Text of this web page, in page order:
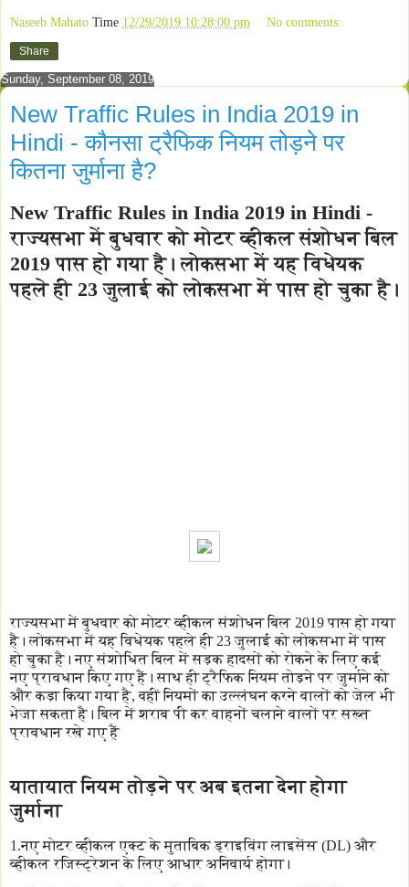
Naseeb Mahato Time 12/29/2019 10:28:00 pm No comments:
Share
Sunday, September 08, 2019
New Traffic Rules in India 2019 in
Hindi - कौनसा ट्रैफिक नियम तोड़ने पर
कितना जुर्माना है?
New Traffic Rules in India 2019 in Hindi -
राज्यसभा में बुधवार को मोटर व्हीकल संशोधन बिल
2019 पास हो गया है। लोकसभा में यह विधेयक
पहले ही 23 जुलाई को लोकसभा में पास हो चुका है।
राज्यसभा में बुधवार को मोटर व्हीकल संशोधन बिल 2019 पास हो गया
है। लोकसभा में यह विधेयक पहले ही 23 जुलाई को लोकसभा में पास
हो चुका है। नए संशोधित बिल में सड़क हादसों को रोकने के लिए कई
नए प्रावधान किए गए हैं। साथ ही ट्रैफिक नियम तोड़ने पर जुर्माने को
और कड़ा किया गया है, वहीं नियमों का उल्लंघन करने वालों को जेल भी
भेजा सकता है। बिल में शराब पी कर वाहनों चलाने वालों पर सख्त
प्रावधान रखे गए हैं
यातायात नियम तोड़ने पर अब इतना देना होगा
जुर्माना
1.नए मोटर व्हीकल एक्ट के मुताबिक ड्राइविंग लाइसेंस (DL) और
व्हीकल रजिस्ट्रेशन के लिए आधार अनिवार्य होगा।